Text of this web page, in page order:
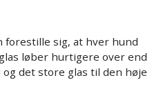
sig, at hver hund
løber hurtigere over end
det store glas til den høje